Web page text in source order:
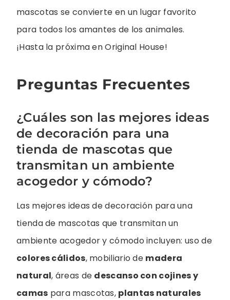
mascotas se convierte en un lugar favorito
para todos los amantes de los animales.
¡Hasta la próxima en Original House!
Preguntas Frecuentes
¿Cuáles son las mejores ideas
de decoración para una
tienda de mascotas que
transmitan un ambiente
acogedor y cómodo?
Las mejores ideas de decoración para una
tienda de mascotas que transmitan un
ambiente acogedor y cómodo incluyen: uso de
colores cálidos, mobiliario de madera
natural, áreas de descanso con cojines y
camas para mascotas, plantas naturales